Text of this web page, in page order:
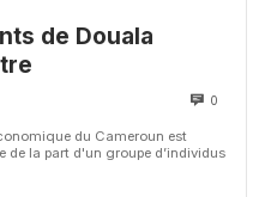
de Douala
0
du Cameroun est
de la part d'un groupe d’individus